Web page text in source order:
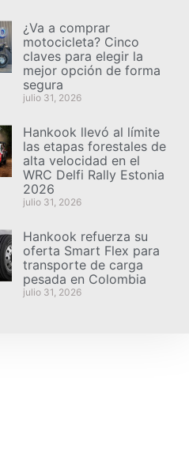
¿Va a comprar
motocicleta? Cinco
claves para elegir la
mejor opción de forma
segura
julio 31, 2026
Hankook llevó al límite
las etapas forestales de
alta velocidad en el
WRC Delfi Rally Estonia
2026
julio 31, 2026
Hankook refuerza su
oferta Smart Flex para
transporte de carga
pesada en Colombia
julio 31, 2026